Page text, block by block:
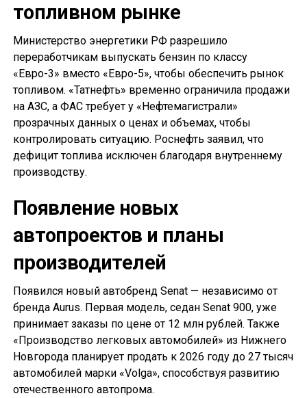
топливном рынке
Министерство энергетики РФ разрешило
переработчикам выпускать бензин по классу
«Евро-3» вместо «Евро-5», чтобы обеспечить рынок
топливом. «Татнефть» временно ограничила продажи
на АЗС, а ФАС требует у «Нефтемагистрали»
прозрачных данных о ценах и объемах, чтобы
контролировать ситуацию. Роснефть заявил, что
дефицит топлива исключен благодаря внутреннему
производству.
Появление новых
автопроектов и планы
производителей
Появился новый автобренд Senat — независимо от
бренда Aurus. Первая модель, седан Senat 900, уже
принимает заказы по цене от 12 млн рублей. Также
«Производство легковых автомобилей» из Нижнего
Новгорода планирует продать к 2026 году до 27 тысяч
автомобилей марки «Volga», способствуя развитию
отечественного автопрома.